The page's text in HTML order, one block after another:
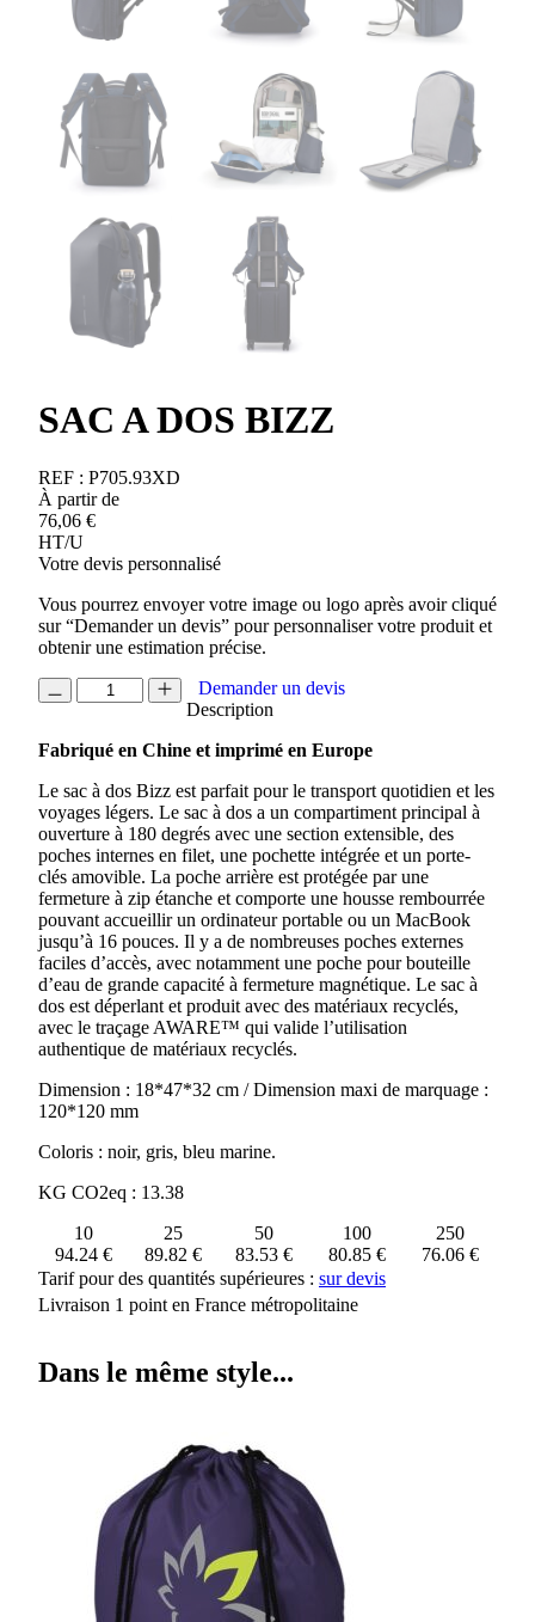
SAC A DOS BIZZ
REF : P705.93XD
À partir de
76,06 €
HT/U
Votre devis personnalisé
Vous pourrez envoyer votre image ou logo après avoir cliqué
sur “Demander un devis” pour personnaliser votre produit et
obtenir une estimation précise.
quantité
de
A
BIZZ
Demander un devis
Description
Fabriqué en Chine et imprimé en Europe
Le sac à dos Bizz est parfait pour le transport quotidien et les
voyages légers. Le sac à dos a un compartiment principal à
ouverture à 180 degrés avec une section extensible, des
poches internes en filet, une pochette intégrée et un porte-
clés amovible. La poche arrière est protégée par une
fermeture à zip étanche et comporte une housse rembourrée
pouvant accueillir un ordinateur portable ou un MacBook
jusqu’à 16 pouces. Il y a de nombreuses poches externes
faciles d’accès, avec notamment une poche pour bouteille
d’eau de grande capacité à fermeture magnétique. Le sac à
dos est déperlant et produit avec des matériaux recyclés,
avec le traçage AWARE™ qui valide l’utilisation
authentique de matériaux recyclés.
Dimension : 18*47*32 cm / Dimension maxi de marquage :
120*120 mm
Coloris : noir, gris, bleu marine.
KG CO2eq : 13.38
10
25 50 100
250
94.24 €
89.82 € 83.53 € 80.85 €
76.06 €
Tarif pour des quantités supérieures : sur devis
Livraison 1 point en France métropolitaine
Dans le même style...